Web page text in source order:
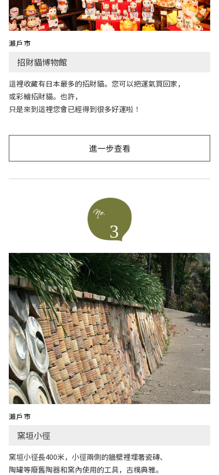
瀨戶市
招財貓博物館
這裡收藏有日本最多的招財貓。您可以把運氣買回家，
或彩繪招財貓。也許，
只是來到這裡您會已經得到很多好運啦！
進一步查看
3
瀨戶市
窯垣小徑
窯垣小徑長400米，小徑兩側的牆壁裡埋著瓷磚、
陶罐等廢舊陶器和窯內使用的工具，古樸典雅。